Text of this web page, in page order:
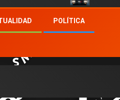
POLÍTICA